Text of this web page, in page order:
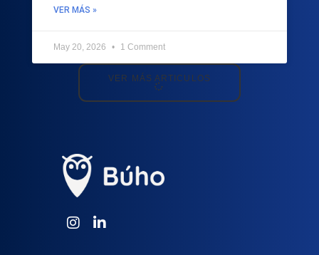
VER MÁS »
May 20, 2026 1 Comment
VER MÁS ARTICULOS